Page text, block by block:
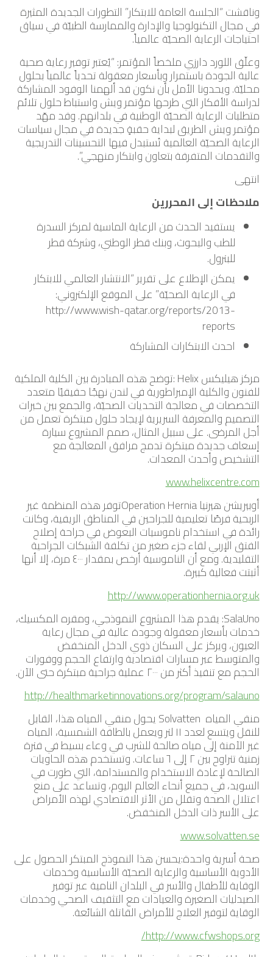
وناقشت “الجلسة العامة للابتكار” التطورات الجديدة المثيرة
في مجال التكنولوجيا والإدارة والممارسة الطبيّة في سياق
احتياجات الرعاية الصحيّة عالمياً.
وعلّق اللورد دارزي ملخصاً المؤتمر: “يُعتبر توفير رعاية صحية
عالية الجودة باستمرار وبأسعار معقولة تحدياً عالمياً بحلول
محليّة. ويحدونا الأمل بأن نكون قد ألهمنا الوفود المشاركة
لدراسة الأفكار التي طرحها مؤتمر ويش واستباط حلول تلائم
متطلبات الرعاية الصحيّة الوطنية في بلدانهم. وقد مهّد
مؤتمر ويش الطريق لبداية حقبةٍ جديدة في مجال سياسات
الرعاية الصحيّة العالمية تُستبدل فيها التحسينات التدريجية
والتقدمات المتفرقة بتعاون وابتكار منهجي”.
انتهى
ملاحظات إلى المحررين
يستفيد الحدث من الرعاية الماسية لمركز السدرة
للطب والبحوث، وبنك قطر الوطني، وشركة قطر
للبترول.
يمكن الإطلاع على تقرير “الانتشار العالمي للابتكار
في الرعاية الصحيّة” على الموقع الإلكتروني:
http://www.wish-qatar.org/reports/2013-
reports
احدث الابتكارات المشاركة
مركز هيليكس Helix :توضح هذه المبادرة بين الكلية الملكية
للفنون والكلية الإمبراطورية في لندن نهجًا حقيقيًا متعدد
التخصصات في معالجة التحديات الصحيّة، والجمع بين خبرات
التصميم والمعرفة السريرية لإيجاد حلول مبتكرة تعمل من
أجل المرضى. على سبيل المثال، صمم المشروع سيارة
إسعاف جديدة مبتكرة تدمج مرافق المعالجة مع
التشخيص وأحدث المعدات.
www.helixcentre.com
أوبيريشن هيرنيا Operation Herniaتوفر هذه المنظمة غير
الربحية فرصًا تعليمية للجراحين في المناطق الريفية، وكانت
رائدة في استخدام ناموسيات البعوض في جراحة إصلاح
الفتق الإربي لقاء جزء صغير من تكلفة الشبكات الجراحية
التقليدية. ومع أن الناموسية أرخص بمقدار ٤٠٠٠ مرة، إلا أنها
أثبتت فعالية كبيرة.
http://www.operationhernia.org.uk
SalaUno: يقدم هذا المشروع النموذجي، ومقره المكسيك،
خدمات بأسعار معقولة وجودة عالية في مجال رعاية
العيون، ويركز على السكان ذوي الدخل المنخفض
والمتوسط عبر مسارات اقتصادية وارتفاع الحجم ووفورات
الحجم مع تنفيذ أكثر من ٢٠٠٠ عملية جراحية مبتكرة حتى الآن.
http://healthmarketinnovations.org/program/salauno
منقي المياه Solvatten يحول منقي المياه هذا، القابل
للنقل ويتسع لعدد ١١ لتر ويعمل بالطاقة الشمسية، المياه
غير الآمنة إلى مياه صالحة للشرب في وعاء بسيط في فترة
زمنية تتراوح بين ٢ إلى ٦ ساعات. وتستخدم هذه الحاويات
الصالحة لإعادة الاستخدام والمستدامة، التي طورت في
السويد، في جميع أنحاء العالم اليوم، وتساعد على منع
اعتلال الصحة وتقلل من الأثر الاقتصادي لهذه الأمراض
على الأسر ذات الدخل المنخفض.
www.solvatten.se
صحة أسرية واحدة:يحسن هذا النموذج المبتكر الحصول على
الأدوية الأساسية والرعاية الصحيّة الأساسية وخدمات
الوقاية للأطفال والأسر في البلدان النامية عبر توفير
الصيدليات الصغيرة والعيادات مع التثقيف الصحي وخدمات
الوقاية لتوفير العلاج للأمراض القاتلة الشائعة.
http://www.cfwshops.org/